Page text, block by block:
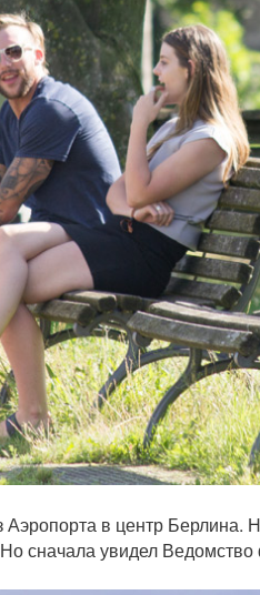
в центр
Но сначала увидел Ведомство